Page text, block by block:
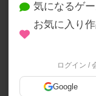
ネコ科だけのサファリ
気になるゲ
お気に入り
ログイン /
Google